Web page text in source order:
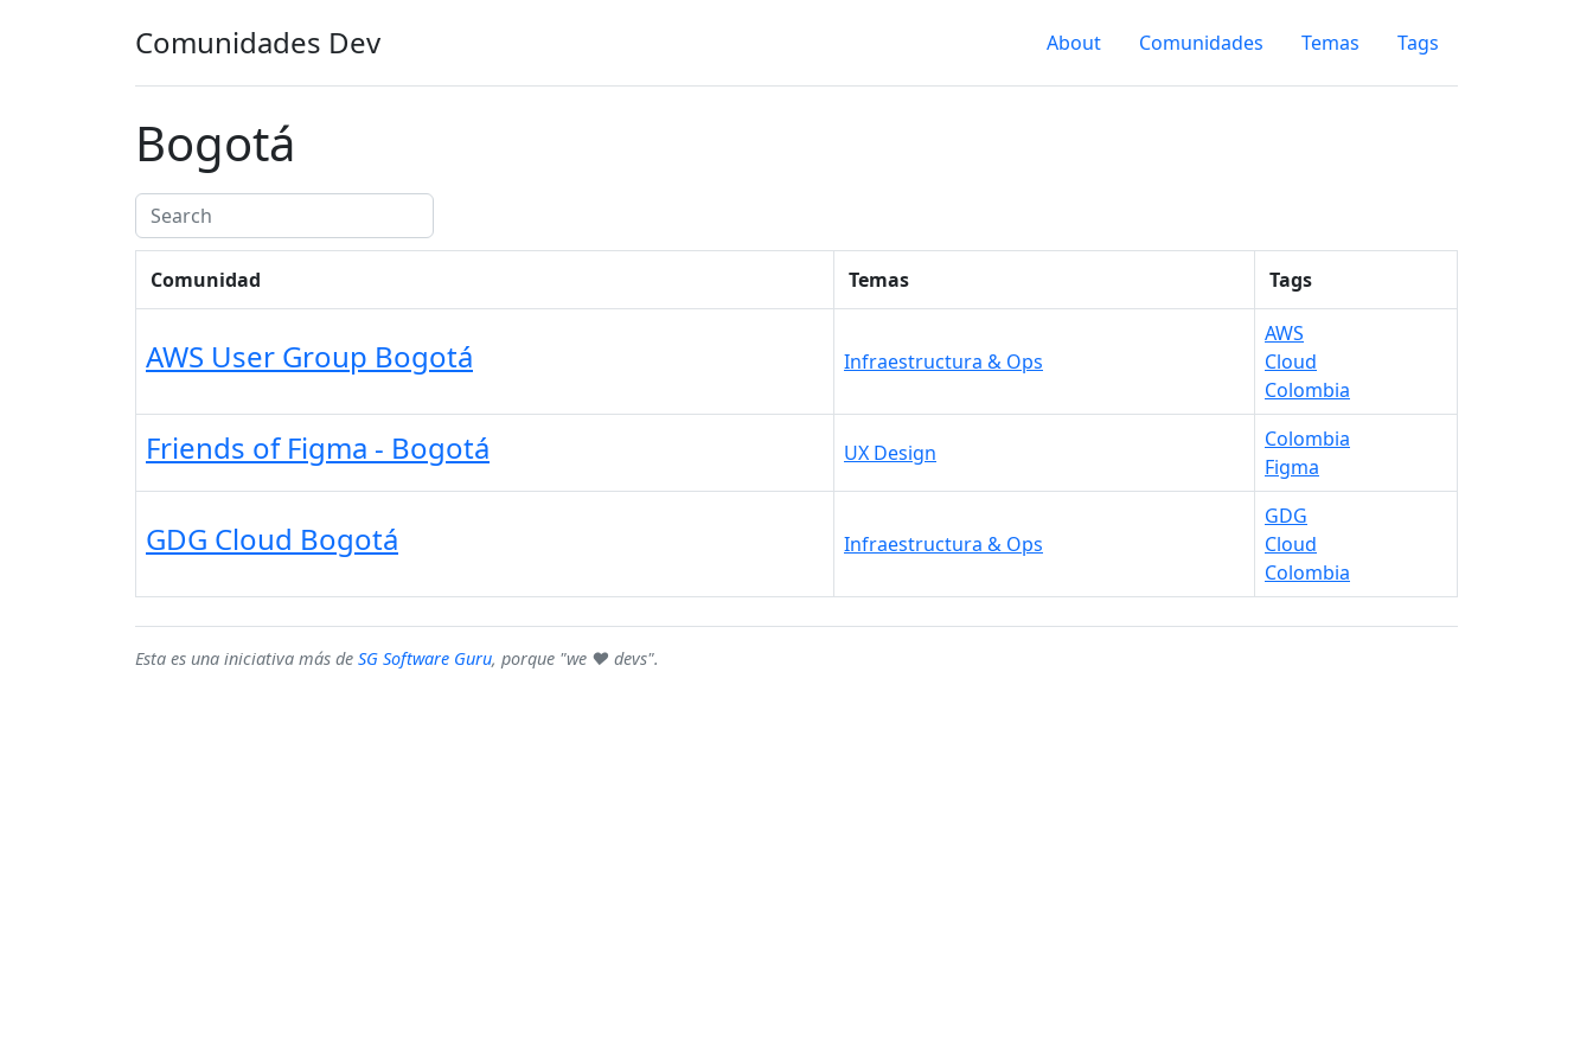
Comunidades Dev About Comunidades Temas Tags
Bogotá
Comunidad Temas Tags
AWS User Group Bogotá Infraestructura & Ops
AWS
Cloud
Colombia
Friends of Figma - Bogotá UX Design
Colombia
Figma
GDG Cloud Bogotá Infraestructura & Ops
GDG
Cloud
Colombia
Esta es una iniciativa más de SG Software Guru, porque "we ♥ devs".